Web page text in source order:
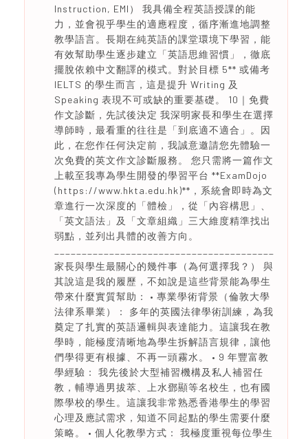
Instruction, EMI） 我具備全程英語授課的能
力，並會視乎學生的適應程度，循序漸進地調整
教學語言。長期在純英語的課堂環境下學習，能
有效幫助學生逐步建立「英語思維習慣」，徹底
擺脫依賴中文翻譯的模式。對於目標 5** 或備考
IELTS 的學生而言，這是提升 Writing 及
Speaking 表現不可或缺的重要基礎。 10｜免費
作文診斷，先試後決定 我深明家長和學生在選擇
導師時，最看重的往往是「到底適不適合」。因
此，在您作任何決定前，我誠意邀請您先體驗一
次免費的英文作文診斷服務。 您只需將一篇作文
上載至我專為學生開發的學習平台 **ExamDojo
(https://www.hkta.edu.hk)**，系統會即時為文
章進行一次深度的「體檢」，從「內容構思」、
「英文語法」及「文章組織」三大維度精準找出
弱點，並列出具體的改善方向。
家長與學生最關心的幾件事（為何選擇我？） 與
其說這是我的履歷，不如說是這些背景能為學生
帶來什麼實質幫助： • 專業學術背景（倫敦大學
法律系畢業）： 多年的英國法律學術訓練，為我
奠定了扎實的英語邏輯與表達能力。這讓我在教
學時，能極度清晰地為學生拆解語言規律，讓他
們學得更有根據、不再一頭霧水。 • 9 年豐富教
學經驗： 我先後於大型補習機構及私人補習任
教，輔導過男拔萃、上水鄧顯等名校生，也有國
際學校的學生。這讓我非常熟悉香港學生的學習
心理及應試需求，知道不同起點的學生需要什麼
策略。 • 個人化教學方式： 我極度重視每位學生